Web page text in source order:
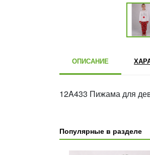
ОПИСАНИЕ
12A433 Пижама для
Популярные в разделе